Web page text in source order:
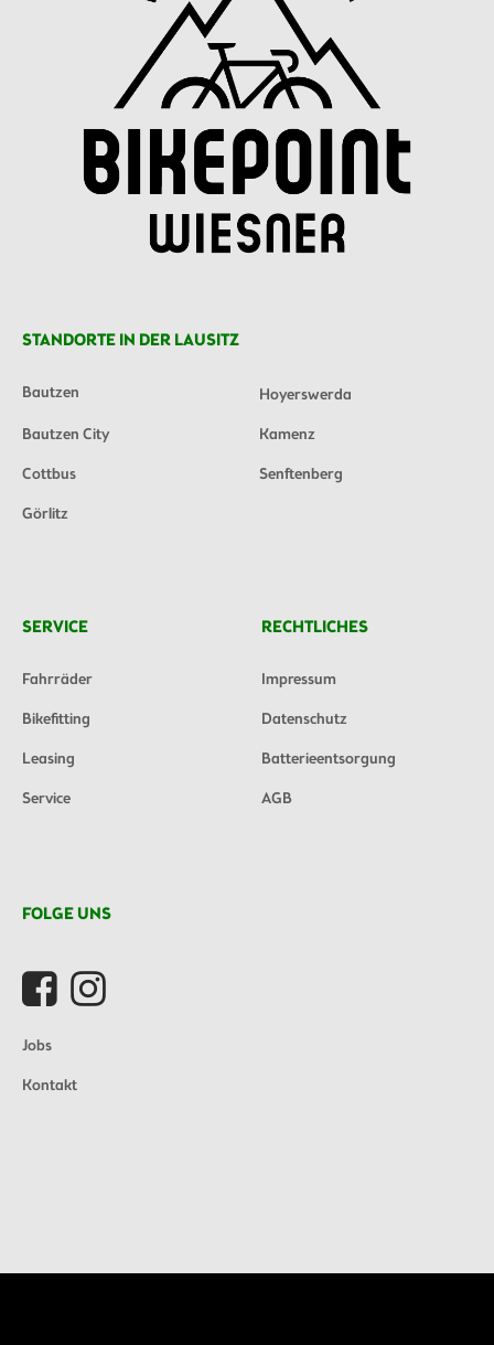
STANDORTE IN DER LAUSITZ
Bautzen
Hoyerswerda
Bautzen City
Kamenz
Cottbus
Senftenberg
Görlitz
SERVICE
Fahrräder
Bikefitting
Leasing
Service
RECHTLICHES
Impressum
Datenschutz
Batterieentsorgung
AGB
FOLGE UNS
Jobs
Kontakt